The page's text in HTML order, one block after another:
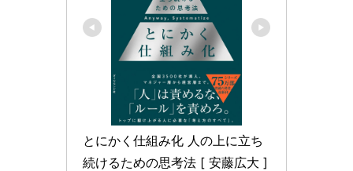
とにかく仕組み化 人の上に立ち
続けるための思考法 [ 安藤広大 ]